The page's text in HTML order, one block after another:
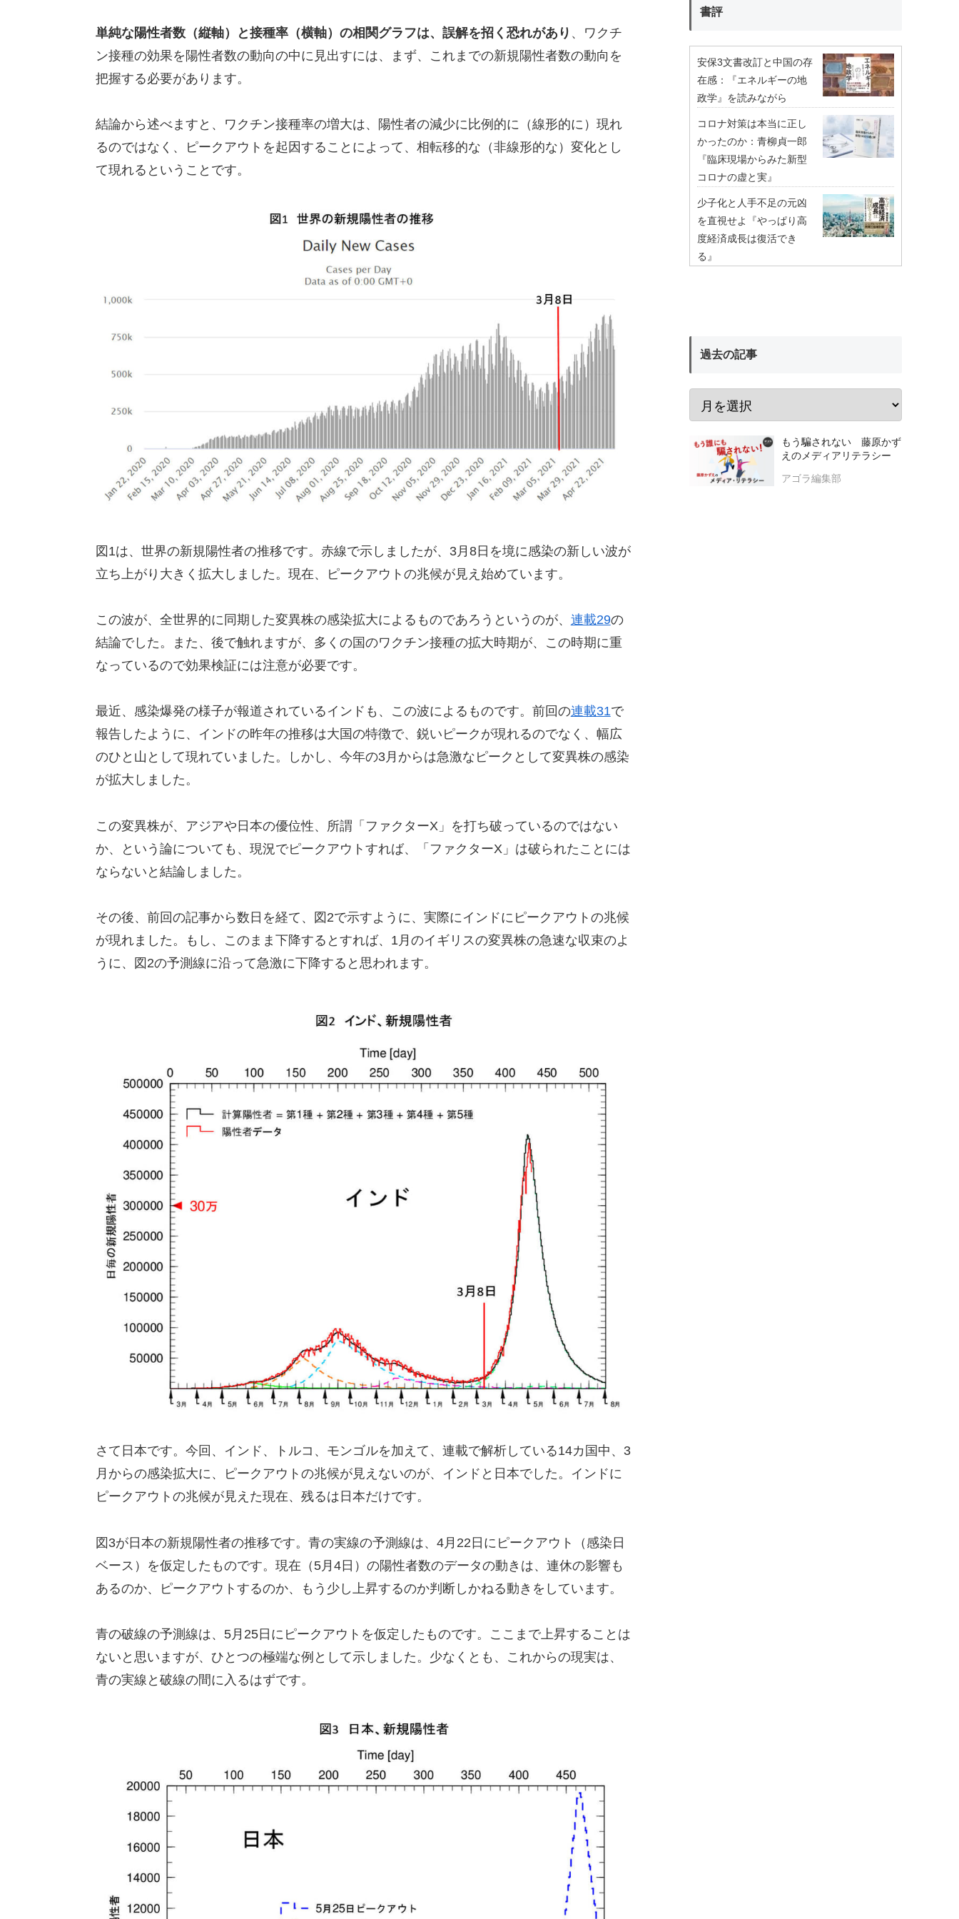
単純な陽性者数（縦軸）と接種率（横軸）の相関グラフは、誤解を招く恐れがあり 、ワクチ
ン接種の効果を陽性者数の動向の中に見出すには、まず、これまでの新規陽性者数の動向を
把握する必要があります。
結論から述べますと、ワクチン接種率の増大は、陽性者の減少に比例的に（線形的に）現れ
るのではなく、ピークアウトを起因することによって、相転移的な（非線形的な）変化とし
て現れるということです。
図1は、世界の新規陽性者の推移です。赤線で示しましたが、3月8日を境に感染の新しい波が
立ち上がり大きく拡大しました。現在、ピークアウトの兆候が見え始めています。
この波が、全世界的に同期した変異株の感染拡大によるものであろうというのが、 連載29の
結論でした。また、後で触れますが、多くの国のワクチン接種の拡大時期が、この時期に重
なっているので効果検証には注意が必要です。
最近、感染爆発の様子が報道されているインドも、この波によるものです。前回の連載31で
報告したように、インドの昨年の推移は大国の特徴で、鋭いピークが現れるのでなく、幅広
のひと山として現れていました。しかし、今年の3月からは急激なピークとして変異株の感染
が拡大しました。
この変異株が、アジアや日本の優位性、所謂「ファクターX」を打ち破っているのではない
か、という論についても、現況でピークアウトすれば、「ファクターX」は破られたことには
ならないと結論しました。
その後、前回の記事から数日を経て、図2で示すように、実際にインドにピークアウトの兆候
が現れました。もし、このまま下降するとすれば、1月のイギリスの変異株の急速な収束のよ
うに、図2の予測線に沿って急激に下降すると思われます。
さて日本です。今回、インド、トルコ、モンゴルを加えて、連載で解析している14カ国中、3
月からの感染拡大に、ピークアウトの兆候が見えないのが、インドと日本でした。インドに
ピークアウトの兆候が見えた現在、残るは日本だけです。
図3が日本の新規陽性者の推移です。青の実線の予測線は、4月22日にピークアウト（感染日
ベース）を仮定したものです。現在（5月4日）の陽性者数のデータの動きは、連休の影響も
あるのか、ピークアウトするのか、もう少し上昇するのか判断しかねる動きをしています。
青の破線の予測線は、5月25日にピークアウトを仮定したものです。ここまで上昇することは
ないと思いますが、ひとつの極端な例として示しました。少なくとも、これからの現実は、
青の実線と破線の間に入るはずです。
書評
安保3文書改訂と中国の存
在感：『エネルギーの地
政学』を読みながら
コロナ対策は本当に正し
かったのか：青柳貞一郎
『臨床現場からみた新型
コロナの虚と実』
少子化と人手不足の元凶
を直視せよ『やっぱり高
度経済成長は復活でき
る』
過去の記事
もう騙されない 藤原かず
えのメディアリテラシー
アゴラ編集部